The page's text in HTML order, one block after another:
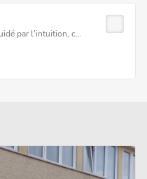
par l'intuition, c...